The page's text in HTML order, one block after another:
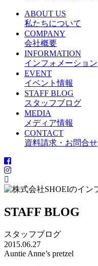
ABOUT US
私たちについて
COMPANY
会社概要
INFORMATION
インフォメーション
EVENT
イベント情報
STAFF BLOG
スタッフブログ
MEDIA
メディア情報
CONTACT
資料請求・お問合せ
STAFF BLOG
スタッフブログ
2015.06.27
Auntie Anne’s pretzel